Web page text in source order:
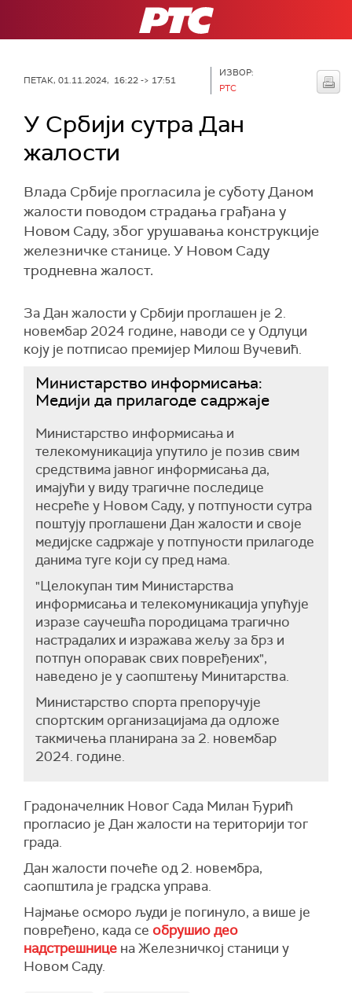
РТС
ПЕТАК, 01.11.2024, 16:22 -> 17:51
ИЗВОР:
РТС
У Србији сутра Дан
жалости
Влада Србије прогласила је суботу Даном
жалости поводом страдања грађана у
Новом Саду, због урушавања конструкције
железничке станице. У Новом Саду
тродневна жалост.
За Дан жалости у Србији проглашен је 2.
новембар 2024 године, наводи се у Одлуци
коју је потписао премијер Милош Вучевић.
Министарство информисања:
Медији да прилагоде садржаје
Министарство информисања и
телекомуникација упутило је позив свим
средствима јавног информисања да,
имајући у виду трагичне последице
несреће у Новом Саду, у потпуности сутра
поштују проглашени Дан жалости и своје
медијске садржаје у потпуности прилагоде
данима туге који су пред нама.
"Целокупан тим Министарства
информисања и телекомуникација упућује
изразе саучешћа породицама трагично
настрадалих и изражава жељу за брз и
потпун опоравак свих повређених",
наведено је у саопштењу Минитарства.
Министарство спорта препоручује
спортским организацијама да одложе
такмичења планирана за 2. новембар
2024. године.
Градоначелник Новог Сада Милан Ђурић
прогласио је Дан жалости на територији тог
града.
Дан жалости почеће од 2. новембра,
саопштила је градска управа.
Најмање осморо људи је погинуло, а више је
повређено, када се обрушио део
надстрешнице на Железничкој станици у
Новом Саду.